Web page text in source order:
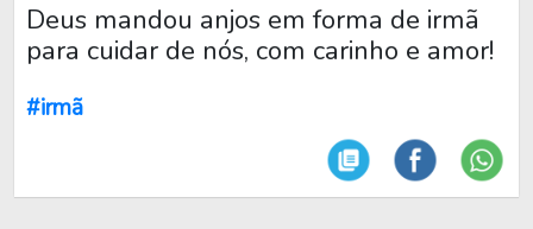
Deus mandou anjos em forma de irmã
para cuidar de nós, com carinho e amor!
#irmã